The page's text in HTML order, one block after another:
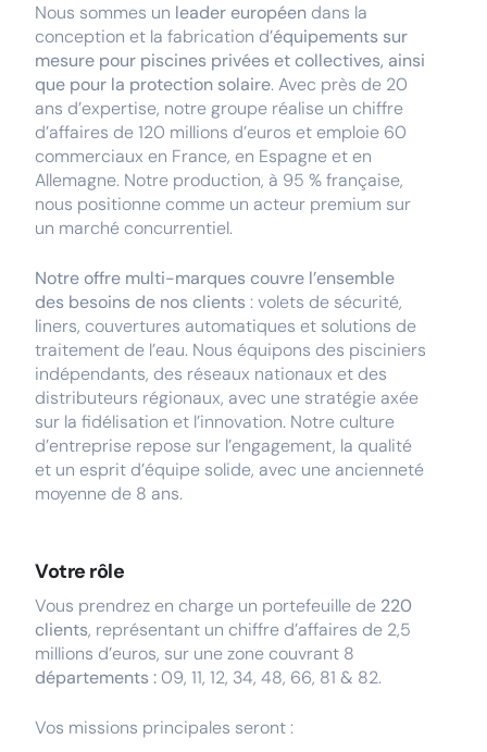
Nous sommes un leader européen dans la
conception et la fabrication d’équipements sur
mesure pour piscines privées et collectives, ainsi
que pour la protection solaire. Avec près de 20
ans d’expertise, notre groupe réalise un chiffre
d’affaires de 120 millions d’euros et emploie 60
commerciaux en France, en Espagne et en
Allemagne. Notre production, à 95 % française,
nous positionne comme un acteur premium sur
un marché concurrentiel.
Notre offre multi-marques couvre l’ensemble
des besoins de nos clients : volets de sécurité,
liners, couvertures automatiques et solutions de
traitement de l’eau. Nous équipons des pisciniers
indépendants, des réseaux nationaux et des
distributeurs régionaux, avec une stratégie axée
sur la fidélisation et l’innovation. Notre culture
d’entreprise repose sur l’engagement, la qualité
et un esprit d’équipe solide, avec une ancienneté
moyenne de 8 ans.
Votre rôle
Vous prendrez en charge un portefeuille de 220
clients, représentant un chiffre d’affaires de 2,5
millions d’euros, sur une zone couvrant 8
départements :09, 11, 12, 34, 48, 66, 81 & 82.
Vos missions principales seront :